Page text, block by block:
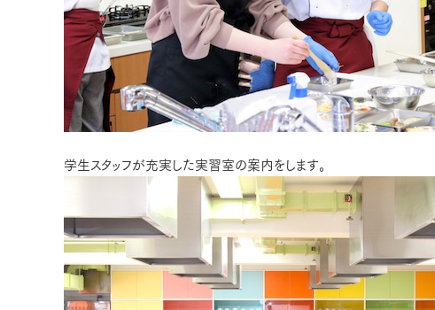
学生スタッフが充実した実習室の案内をします。